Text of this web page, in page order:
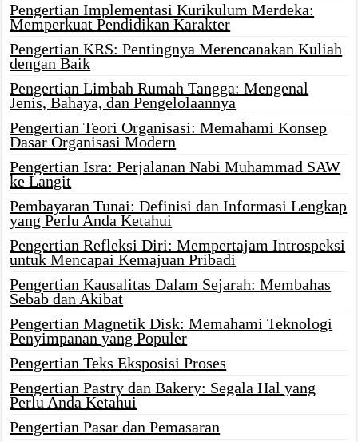
Pengertian Implementasi Kurikulum Merdeka:
Memperkuat Pendidikan Karakter
Pengertian KRS: Pentingnya Merencanakan Kuliah
dengan Baik
Pengertian Limbah Rumah Tangga: Mengenal
Jenis, Bahaya, dan Pengelolaannya
Pengertian Teori Organisasi: Memahami Konsep
Dasar Organisasi Modern
Pengertian Isra: Perjalanan Nabi Muhammad SAW
ke Langit
Pembayaran Tunai: Definisi dan Informasi Lengkap
yang Perlu Anda Ketahui
Pengertian Refleksi Diri: Mempertajam Introspeksi
untuk Mencapai Kemajuan Pribadi
Pengertian Kausalitas Dalam Sejarah: Membahas
Sebab dan Akibat
Pengertian Magnetik Disk: Memahami Teknologi
Penyimpanan yang Populer
Pengertian Teks Eksposisi Proses
Pengertian Pastry dan Bakery: Segala Hal yang
Perlu Anda Ketahui
Pengertian Pasar dan Pemasaran